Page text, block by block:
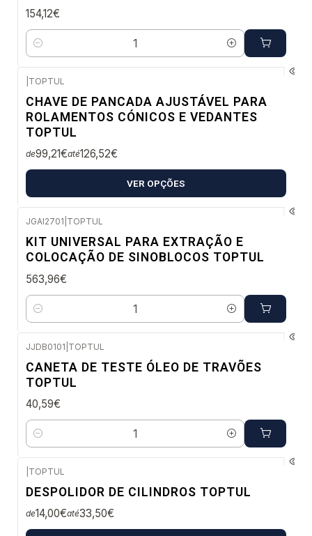
154,12€
Quantidade
TOPTUL
CHAVE DE PANCADA AJUSTÁVEL PARA
ROLAMENTOS CÓNICOS E VEDANTES
TOPTUL
de99,21€até126,52€
VER OPÇÕES
JGAI2701 TOPTUL
KIT UNIVERSAL PARA EXTRAÇÃO E
COLOCAÇÃO DE SINOBLOCOS TOPTUL
563,96€
Quantidade
JJDB0101 TOPTUL
CANETA DE TESTE ÓLEO DE TRAVÕES
TOPTUL
40,59€
Quantidade
TOPTUL
DESPOLIDOR DE CILINDROS TOPTUL
de14,00€até33,50€